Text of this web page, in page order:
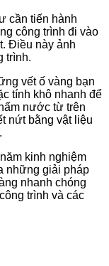
cần tiến hành
công trình đi vào
Điều này ảnh
trình.
vết ố vàng bạn
tính khô nhanh để
nước từ trên
nứt bằng vật liệu
kinh nghiệm
những giải pháp
nhanh chóng
trình và các